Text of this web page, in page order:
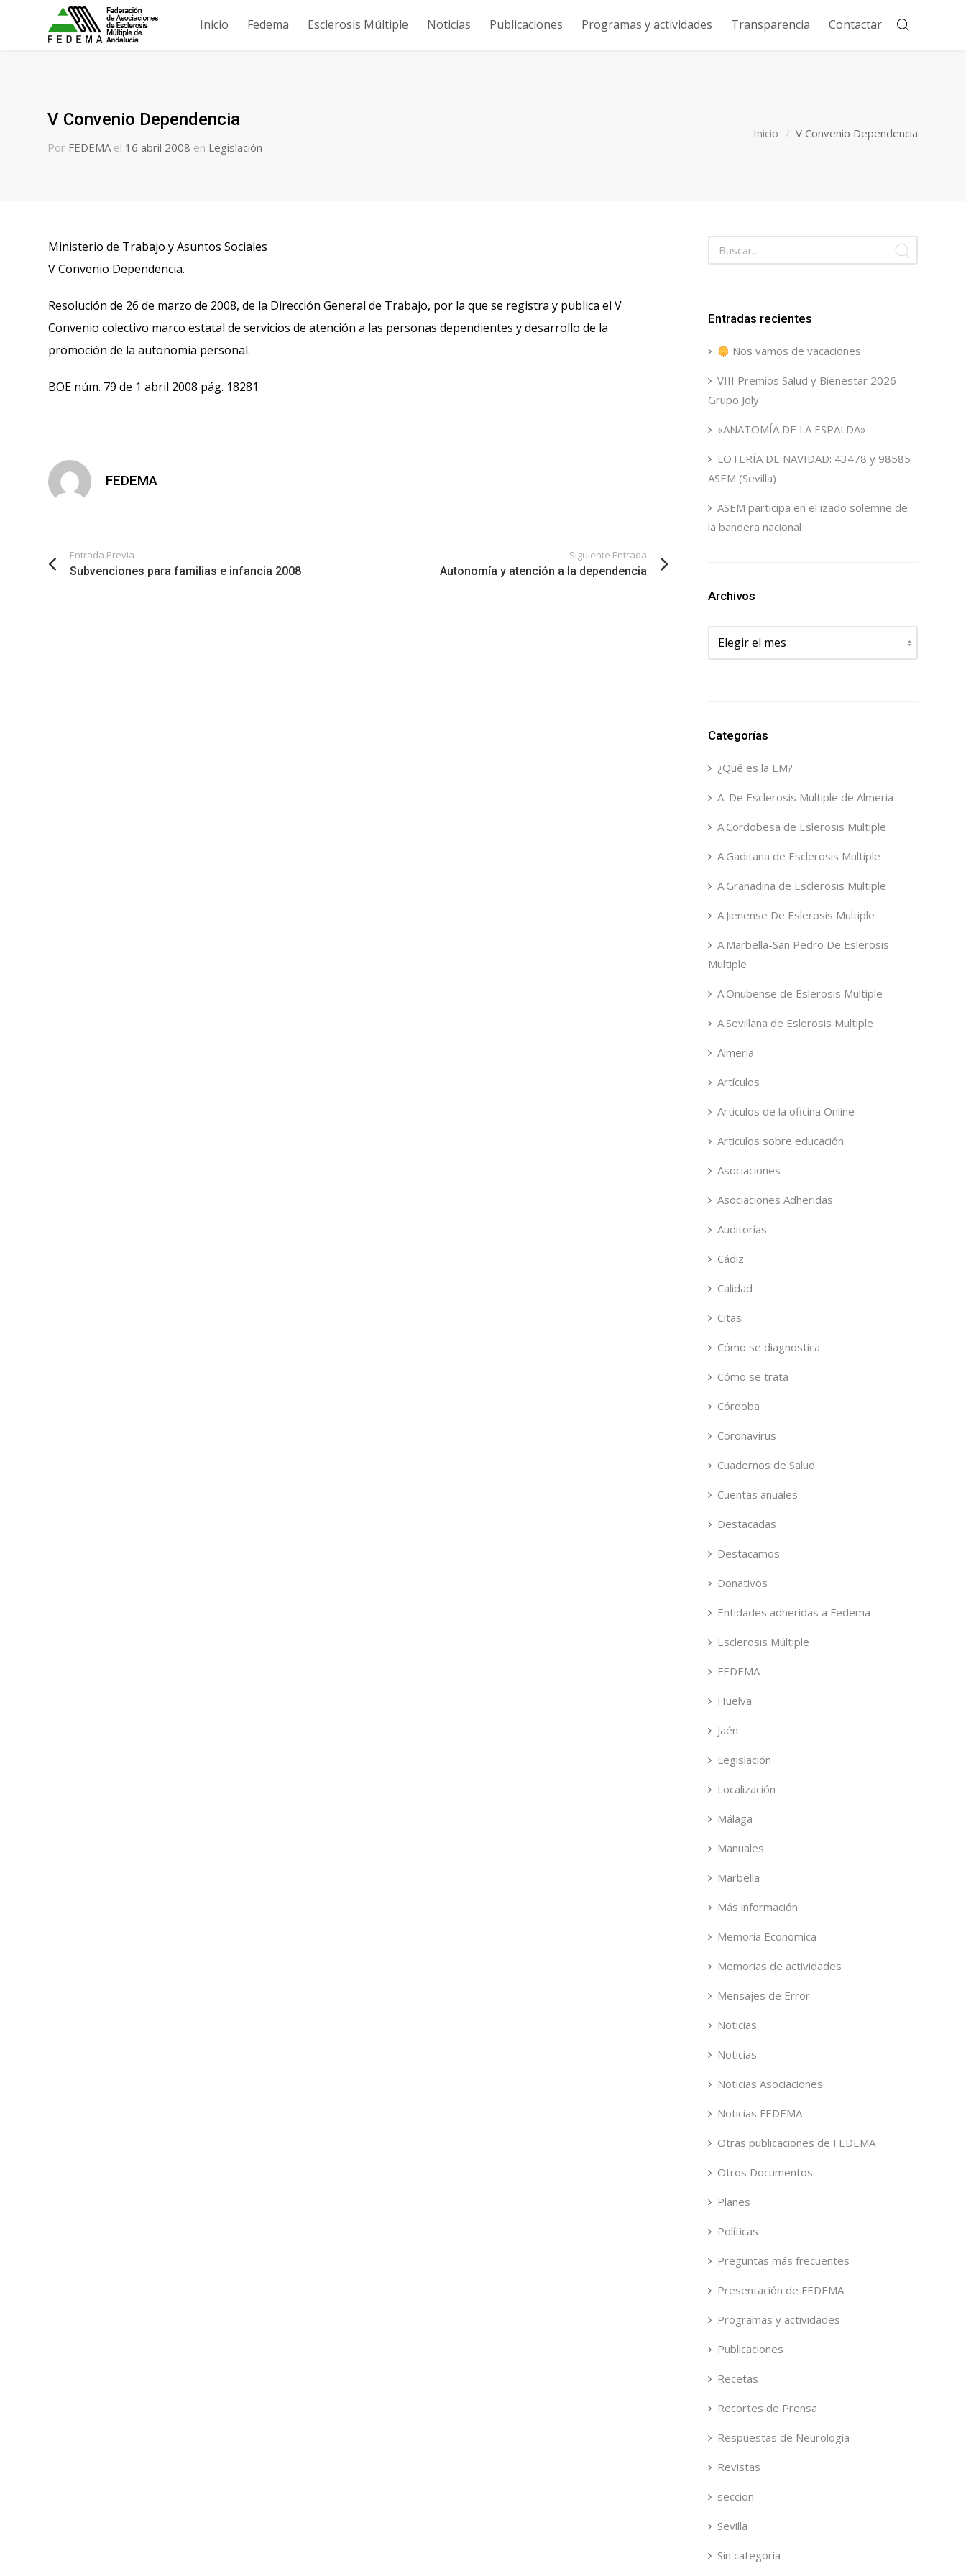
Inicio Fedema Esclerosis Múltiple Noticias Publicaciones Programas y actividades Transparencia Contactar
V Convenio Dependencia
Por FEDEMA el 16 abril 2008 en Legislación
Inicio V Convenio Dependencia
Ministerio de Trabajo y Asuntos Sociales
V Convenio Dependencia.
Resolución de 26 de marzo de 2008, de la Dirección General de Trabajo, por la que se registra y publica el V
Convenio colectivo marco estatal de servicios de atención a las personas dependientes y desarrollo de la
promoción de la autonomía personal.
BOE núm. 79 de 1 abril 2008 pág. 18281
FEDEMA
Entrada Previa
Subvenciones para familias e infancia 2008
Siguiente Entrada
Autonomía y atención a la dependencia
Entradas recientes
Nos vamos de vacaciones
VIII Premios Salud y Bienestar 2026 –
Grupo Joly
«ANATOMÍA DE LA ESPALDA»
LOTERÍA DE NAVIDAD: 43478 y 98585
ASEM (Sevilla)
ASEM participa en el izado solemne de
la bandera nacional
Archivos
Archivos
Categorías
¿Qué es la EM?
A. De Esclerosis Multiple de Almeria
A.Cordobesa de Eslerosis Multiple
A.Gaditana de Esclerosis Multiple
A.Granadina de Esclerosis Multiple
A.Jienense De Eslerosis Multiple
A.Marbella-San Pedro De Eslerosis
Multiple
A.Onubense de Eslerosis Multiple
A.Sevillana de Eslerosis Multiple
Almería
Artículos
Articulos de la oficina Online
Articulos sobre educación
Asociaciones
Asociaciones Adheridas
Auditorías
Cádiz
Calidad
Citas
Cómo se diagnostica
Cómo se trata
Córdoba
Coronavirus
Cuadernos de Salud
Cuentas anuales
Destacadas
Destacamos
Donativos
Entidades adheridas a Fedema
Esclerosis Múltiple
FEDEMA
Huelva
Jaén
Legislación
Localización
Málaga
Manuales
Marbella
Más información
Memoria Económica
Memorias de actividades
Mensajes de Error
Noticias
Noticias
Noticias Asociaciones
Noticias FEDEMA
Otras publicaciones de FEDEMA
Otros Documentos
Planes
Políticas
Preguntas más frecuentes
Presentación de FEDEMA
Programas y actividades
Publicaciones
Recetas
Recortes de Prensa
Respuestas de Neurologia
Revistas
seccion
Sevilla
Sin categoría